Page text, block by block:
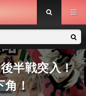
半戦突入！
角！